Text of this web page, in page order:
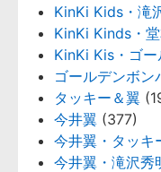
KinKi Kids・滝
KinKi Kinds・
KinKi Kis・ゴ
ゴールデンボン
タッキー＆翼
今井翼 (377)
今井翼・タッキ
今井翼・滝沢秀